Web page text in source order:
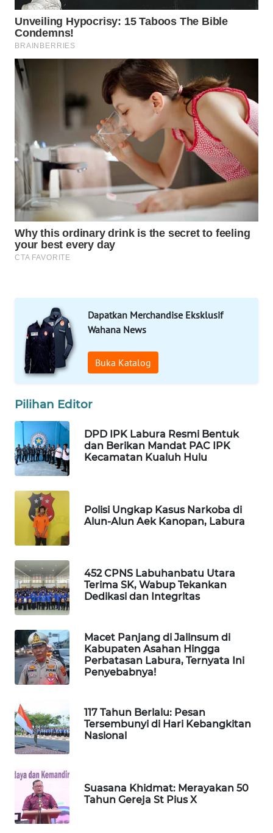
Dapatkan Merchandise Eksklusif
Wahana News
Buka Katalog
Pilihan Editor
DPD IPK Labura Resmi Bentuk
dan Berikan Mandat PAC IPK
Kecamatan Kualuh Hulu
Polisi Ungkap Kasus Narkoba di
Alun-Alun Aek Kanopan, Labura
452 CPNS Labuhanbatu Utara
Terima SK, Wabup Tekankan
Dedikasi dan Integritas
Macet Panjang di Jalinsum di
Kabupaten Asahan Hingga
Perbatasan Labura, Ternyata Ini
Penyebabnya!
117 Tahun Berlalu: Pesan
Tersembunyi di Hari Kebangkitan
Nasional
Suasana Khidmat: Merayakan 50
Tahun Gereja St Pius X
FORWAMKI
ALPERKLINAS
TAMBANG
NEWS
SITUNGIR
NEWS
SIDIKALANG
NEWS
METRO
SIANTAR
NEWS
METRO
NEWS
METRO
JAKARTA
NEWS
KRT
NEWS
KARING
JURNAL
MARITIM
HUMBANG
NEWS
GARONGGANG
FISUELRI
ID
ENERGI
NEWS
CILEUNGSI
NEWS